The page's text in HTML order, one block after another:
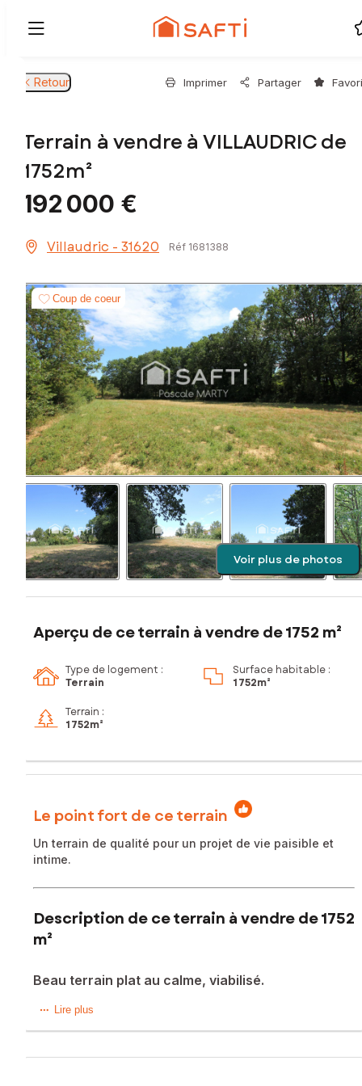
Retour Imprimer Partager
Terrain à vendre à VILLAUDRIC de
1752m²
192 000 €
Villaudric - 31620 Réf 1681388
Coup de coeur
Voir plus de photos
Aperçu de ce terrain à vendre de 1752 m²
Type de logement :
Terrain
Surface habitable :
1 752m²
Terrain :
1 752m²
Le point fort de ce terrain
Un terrain de qualité pour un projet de vie paisible et
intime.
Description de ce terrain à vendre de 1752
m²
Beau terrain plat au calme, viabilisé.
Superbe terrain de 1752m² vendu entièrement viabilisé
arbres, prêt à construire. La surface de plancher de 250m²
Lire plus